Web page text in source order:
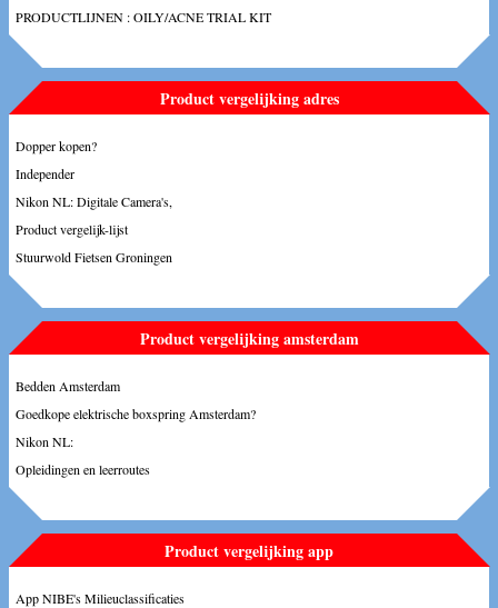
PRODUCTLIJNEN : OILY/ACNE TRIAL KIT
Product vergelijking adres
Dopper kopen?
Independer
Nikon NL: Digitale Camera's,
Product vergelijk-lijst
Stuurwold Fietsen Groningen
Product vergelijking amsterdam
Bedden Amsterdam
Goedkope elektrische boxspring Amsterdam?
Nikon NL:
Opleidingen en leerroutes
Product vergelijking app
App NIBE's Milieuclassificaties